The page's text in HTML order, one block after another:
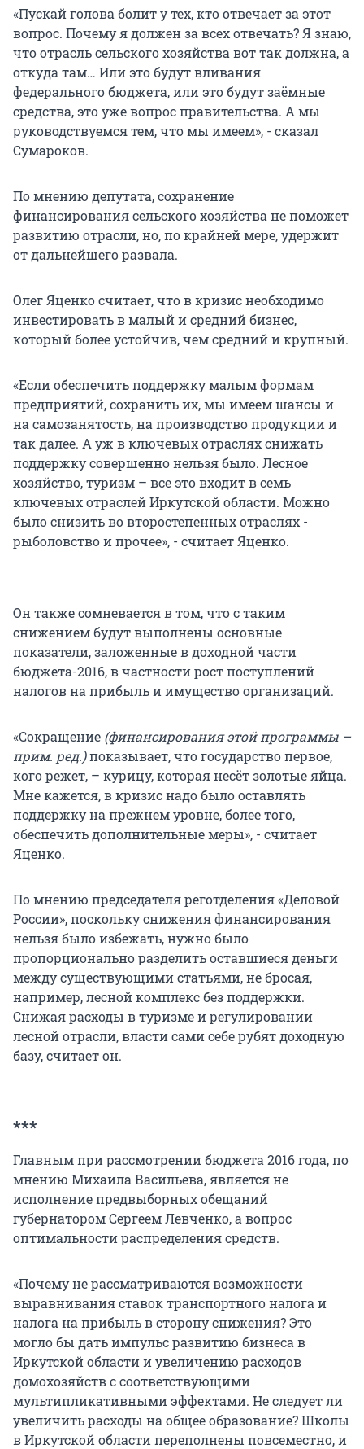
«Пускай голова болит у тех, кто отвечает за этот
вопрос. Почему я должен за всех отвечать? Я знаю,
что отрасль сельского хозяйства вот так должна, а
откуда там… Или это будут вливания
федерального бюджета, или это будут заёмные
средства, это уже вопрос правительства. А мы
руководствуемся тем, что мы имеем», - сказал
Сумароков.
По мнению депутата, сохранение
финансирования сельского хозяйства не поможет
развитию отрасли, но, по крайней мере, удержит
от дальнейшего развала.
Олег Яценко считает, что в кризис необходимо
инвестировать в малый и средний бизнес,
который более устойчив, чем средний и крупный.
«Если обеспечить поддержку малым формам
предприятий, сохранить их, мы имеем шансы и
на самозанятость, на производство продукции и
так далее. А уж в ключевых отраслях снижать
поддержку совершенно нельзя было. Лесное
хозяйство, туризм – все это входит в семь
ключевых отраслей Иркутской области. Можно
было снизить во второстепенных отраслях -
рыболовство и прочее», - считает Яценко.
Он также сомневается в том, что с таким
снижением будут выполнены основные
показатели, заложенные в доходной части
бюджета-2016, в частности рост поступлений
налогов на прибыль и имущество организаций.
«Сокращение (финансирования этой программы –
прим. ред.)показывает, что государство первое,
кого режет, – курицу, которая несёт золотые яйца.
Мне кажется, в кризис надо было оставлять
поддержку на прежнем уровне, более того,
обеспечить дополнительные меры», - считает
Яценко.
По мнению председателя реготделения «Деловой
России», поскольку снижения финансирования
нельзя было избежать, нужно было
пропорционально разделить оставшиеся деньги
между существующими статьями, не бросая,
например, лесной комплекс без поддержки.
Снижая расходы в туризме и регулировании
лесной отрасли, власти сами себе рубят доходную
базу, считает он.
***
Главным при рассмотрении бюджета 2016 года, по
мнению Михаила Васильева, является не
исполнение предвыборных обещаний
губернатором Сергеем Левченко, а вопрос
оптимальности распределения средств.
«Почему не рассматриваются возможности
выравнивания ставок транспортного налога и
налога на прибыль в сторону снижения? Это
могло бы дать импульс развитию бизнеса в
Иркутской области и увеличению расходов
домохозяйств с соответствующими
мультипликативными эффектами. Не следует ли
увеличить расходы на общее образование? Школы
в Иркутской области переполнены повсеместно, и